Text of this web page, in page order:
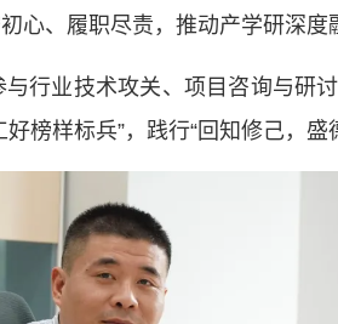
心、履职尽责，推动产学研深度
行业技术攻关、项目咨询与研
榜样标兵”，践行“回知修己，